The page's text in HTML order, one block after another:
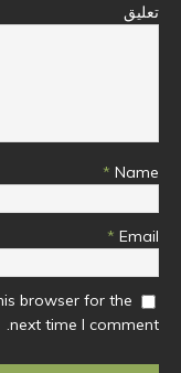
تعليق
Name
*
Email
*
browser for the
next time I comment.